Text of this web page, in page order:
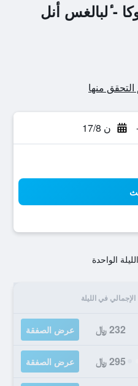
- ٔلبالغس أنل
ن 17/8
الواحدة
الإجمالي في الليلة
232 ﷼ عرض الصفقة
295 ﷼ عرض الصفقة